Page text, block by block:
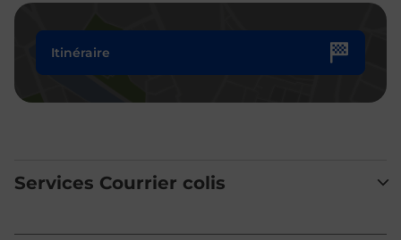
Itinéraire
Services Courrier colis